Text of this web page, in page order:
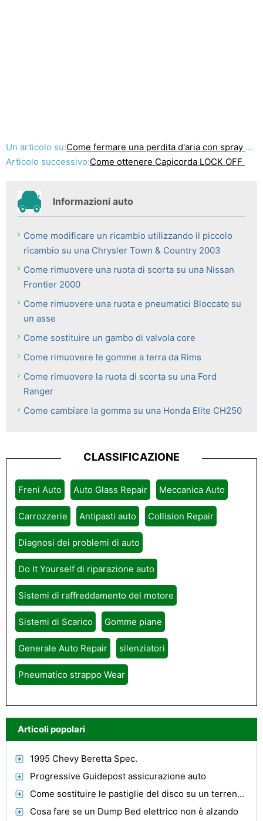
Un articolo su:Come fermare una perdita d'aria con spray Fix -A -Flat
Articolo successivo:Come ottenere Capicorda LOCK OFF
Informazioni auto
Come modificare un ricambio utilizzando il piccolo
ricambio su una Chrysler Town & Country 2003
Come rimuovere una ruota di scorta su una Nissan
Frontier 2000
Come rimuovere una ruota e pneumatici Bloccato su
un asse
Come sostituire un gambo di valvola core
Come rimuovere le gomme a terra da Rims
Come rimuovere la ruota di scorta su una Ford
Ranger
Come cambiare la gomma su una Honda Elite CH250
CLASSIFICAZIONE
Freni Auto Auto Glass Repair Meccanica Auto
Carrozzerie Antipasti auto Collision Repair
Diagnosi dei problemi di auto
Do It Yourself di riparazione auto
Sistemi di raffreddamento del motore
Sistemi di Scarico Gomme piane
Generale Auto Repair silenziatori
Pneumatico strappo Wear
Articoli popolari
1995 Chevy Beretta Spec.
Progressive Guidepost assicurazione auto
Come sostituire le pastiglie del disco su un terreno 1999 Rover
Cosa fare se un Dump Bed elettrico non è alzando